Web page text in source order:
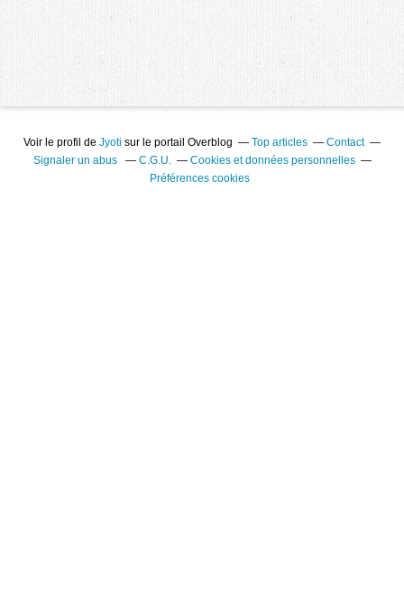
Voir le profil de Jyoti sur le portail Overblog Top articles
Contact
Signaler un abus
C.G.U.
Cookies et données personnelles
Préférences cookies